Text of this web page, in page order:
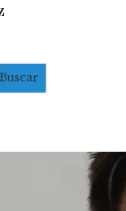
Buscar